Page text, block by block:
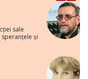
sale
și